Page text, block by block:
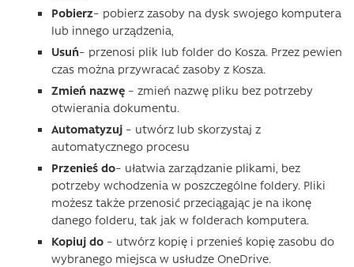
Pobierz– pobierz zasoby na dysk swojego komputera
lub innego urządzenia,
Usuń– przenosi plik lub folder do Kosza. Przez pewien
czas można przywracać zasoby z Kosza.
Zmień nazwę – zmień nazwę pliku bez potrzeby
otwierania dokumentu.
Automatyzuj – utwórz lub skorzystaj z
automatycznego procesu
Przenieś do– ułatwia zarządzanie plikami, bez
potrzeby wchodzenia w poszczególne foldery. Pliki
możesz także przenosić przeciągając je na ikonę
danego folderu, tak jak w folderach komputera.
Kopiuj do – utwórz kopię i przenieś kopię zasobu do
wybranego miejsca w usłudze OneDrive.